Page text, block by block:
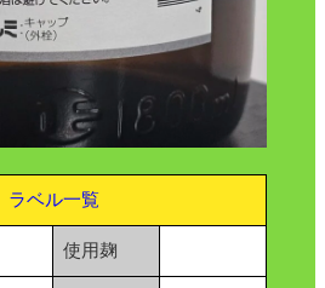
ラベル一覧
使用麹